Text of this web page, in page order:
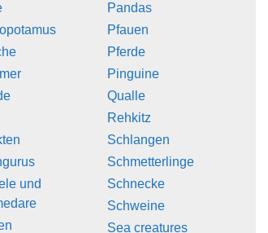
und
Pandas
Pfauen
Pferde
Pinguine
Qualle
Rehkitz
Schlangen
Schmetterlinge
Schnecke
Schweine
Sea creatures